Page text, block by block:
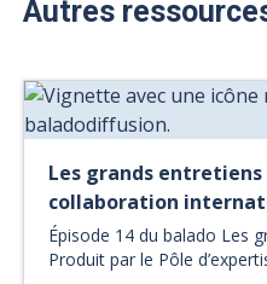
Autres
Les grands entretiens
collaboration
Épisode 14 du balado Les
Produit par le Pôle